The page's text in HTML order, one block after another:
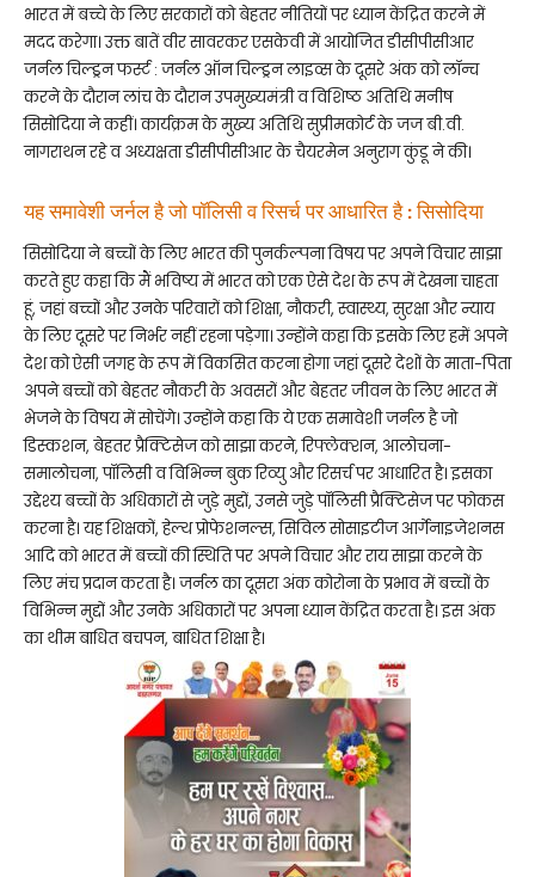
भारत में बच्चे के लिए सरकारों को बेहतर नीतियों पर ध्यान केंद्रित करने में
मदद करेगा। उक्त बातें वीर सावरकर एसकेवी में आयोजित डीसीपीसीआर
जर्नल चिल्ड्रन फर्स्ट : जर्नल ऑन चिल्ड्रन लाइव्स के दूसरे अंक को लॉन्च
करने के दौरान लांच के दौरान उपमुख्यमंत्री व विशिष्ठ अतिथि मनीष
सिसोदिया ने कहीं। कार्यक्रम के मुख्य अतिथि सुप्रीमकोर्ट के जज बी.वी.
नागराथन रहे व अध्यक्षता डीसीपीसीआर के चैयरमेन अनुराग कुंडू ने की।
यह समावेशी जर्नल है जो पॉलिसी व रिसर्च पर आधारित है : सिसोदिया
सिसोदिया ने बच्चों के लिए भारत की पुनर्कल्पना विषय पर अपने विचार साझा
करते हुए कहा कि मैं भविष्य में भारत को एक ऐसे देश के रूप में देखना चाहता
हूं, जहां बच्चों और उनके परिवारों को शिक्षा, नौकरी, स्वास्थ्य, सुरक्षा और न्याय
के लिए दूसरे पर निर्भर नहीं रहना पड़ेगा। उन्होंने कहा कि इसके लिए हमें अपने
देश को ऐसी जगह के रूप में विकसित करना होगा जहां दूसरे देशों के माता-पिता
अपने बच्चों को बेहतर नौकरी के अवसरों और बेहतर जीवन के लिए भारत में
भेजने के विषय में सोचेंगे। उन्होंने कहा कि ये एक समावेशी जर्नल है जो
डिस्कशन, बेहतर प्रैक्टिसेज को साझा करने, रिफ्लेक्शन, आलोचना-
समालोचना, पॉलिसी व विभिन्न बुक रिव्यु और रिसर्च पर आधारित है। इसका
उद्देश्य बच्चों के अधिकारों से जुड़े मुद्दों, उनसे जुड़े पॉलिसी प्रैक्टिसेज पर फोकस
करना है। यह शिक्षकों, हेल्थ प्रोफेशनल्स, सिविल सोसाइटीज आर्गेनाइजेशनस
आदि को भारत में बच्चों की स्थिति पर अपने विचार और राय साझा करने के
लिए मंच प्रदान करता है। जर्नल का दूसरा अंक कोरोना के प्रभाव में बच्चों के
विभिन्न मुद्दों और उनके अधिकारों पर अपना ध्यान केंद्रित करता है। इस अंक
का थीम बाधित बचपन, बाधित शिक्षा है।